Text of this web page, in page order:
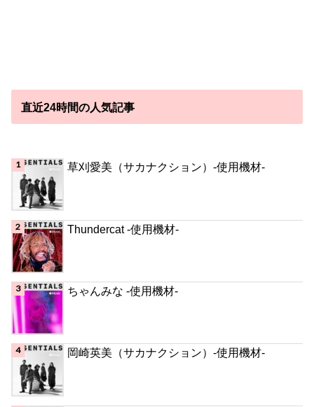
直近24時間の人気記事
草刈愛美（サカナクション）-使用機材-
Thundercat -使用機材-
ちゃんみな -使用機材-
岡崎英美（サカナクション）-使用機材-